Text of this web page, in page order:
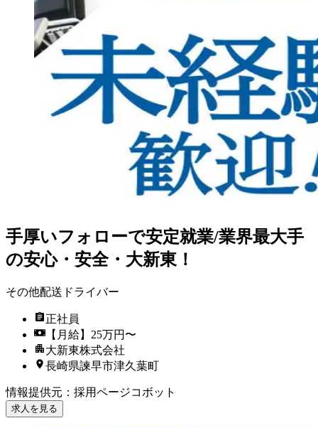
手厚いフォローで安定就業/業界最大手
の安心・安全・大新東！
その他配送ドライバー
正社員
【月給】25万円〜
大新東株式会社
長崎県諫早市津久葉町
情報提供元 ： 採用ページコボット
求人を見る